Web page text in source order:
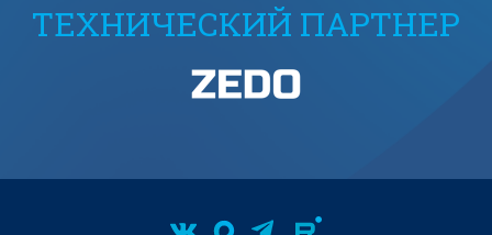
ТЕХНИЧЕСКИЙ ПАРТНЕР